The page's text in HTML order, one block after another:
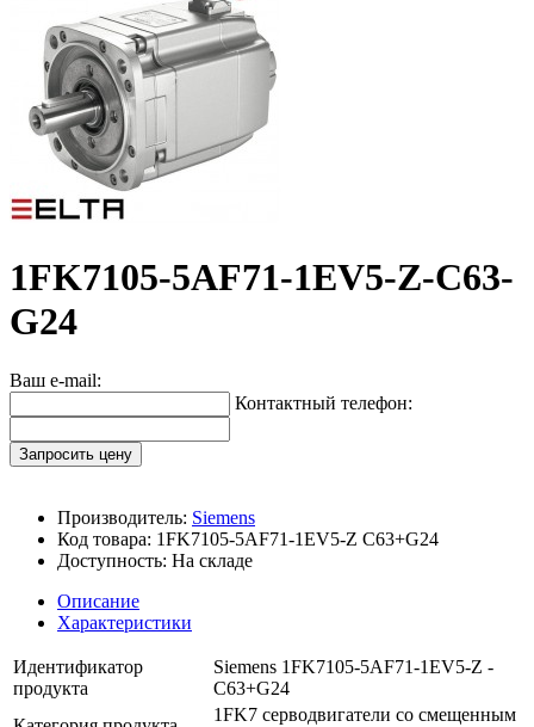
1FK7105-5AF71-1EV5-Z-C63-
G24
Ваш e-mail:
Контактный телефон:
Запросить цену
Производитель: Siemens
Код товара: 1FK7105-5AF71-1EV5-Z C63+G24
Доступность: На складе
Описание
Характеристики
Идентификатор
продукта
Siemens 1FK7105-5AF71-1EV5-Z -
C63+G24
1FK7 серводвигатели со смещенным